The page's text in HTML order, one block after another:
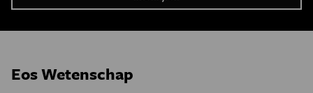
Eos Wetenschap